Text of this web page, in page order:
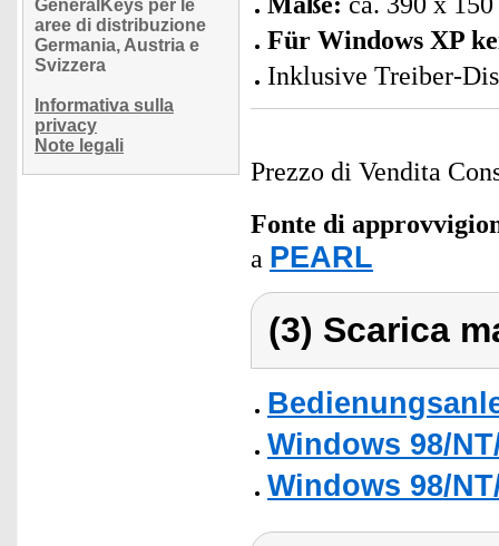
GeneralKeys per le
aree di distribuzione
Germania, Austria e
Svizzera
Informativa sulla
privacy
Note legali
Für Windows XP
Inklusive Treiber-
Prezzo di Vendita
Fonte di
a PEARL
(3) Scarica
Windows 98/
Windows 98/